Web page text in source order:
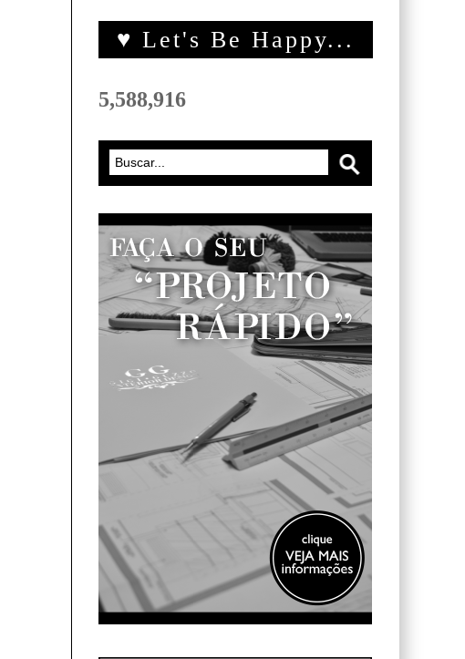
♥ Let's Be Happy...
5,588,916